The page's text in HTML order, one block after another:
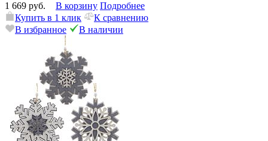
1 669 руб.
В корзину Подробнее
Купить в 1 клик
К сравнению
В избранное
В наличии